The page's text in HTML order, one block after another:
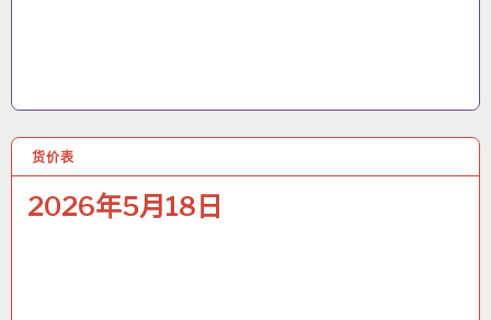
货价表
2026年5月18日
18 5月 2026